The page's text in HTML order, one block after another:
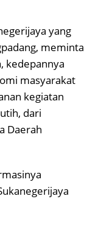
yang
meminta
kedepannya
masyarakat
kegiatan
dari
Daerah